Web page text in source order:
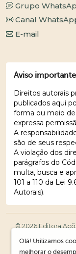
Grupo
Canal
E-mail
Aviso
Direitos autorais
publicados aqui
forma ou meio
expressa
A
são de seus
A violação dos
parágrafos do
multa, busca e
101 a 110 da Lei
Autorais).
© 2026 Editora
Olá! Utilizamos
melhorar o